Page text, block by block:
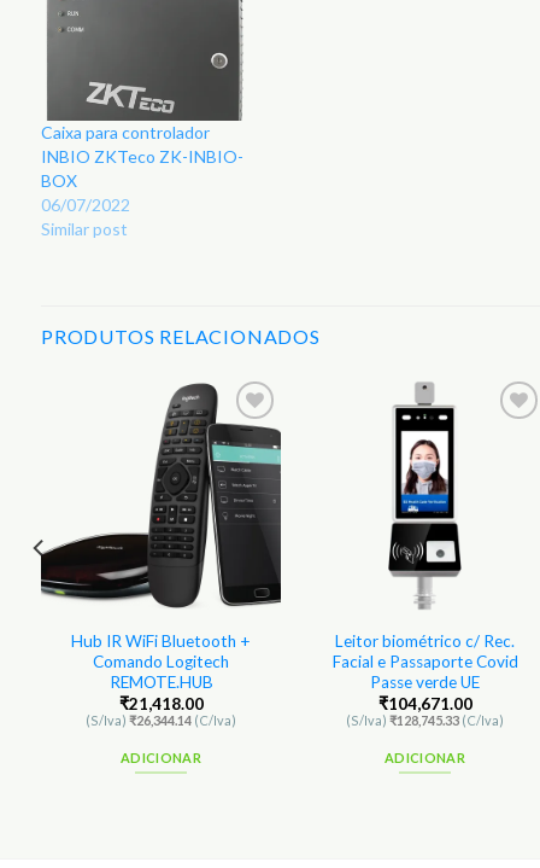
Caixa para controlador
INBIO ZKTeco ZK-INBIO-
BOX
06/07/2022
Similar post
PRODUTOS RELACIONADOS
Hub IR WiFi Bluetooth +
Comando Logitech
REMOTE.HUB
₹21,418.00
(S/Iva) ₹26,344.14 (C/Iva)
ADICIONAR
Leitor biométrico c/ Rec.
Facial e Passaporte Covid
Passe verde UE
₹104,671.00
(S/Iva) ₹128,745.33 (C/Iva)
ADICIONAR